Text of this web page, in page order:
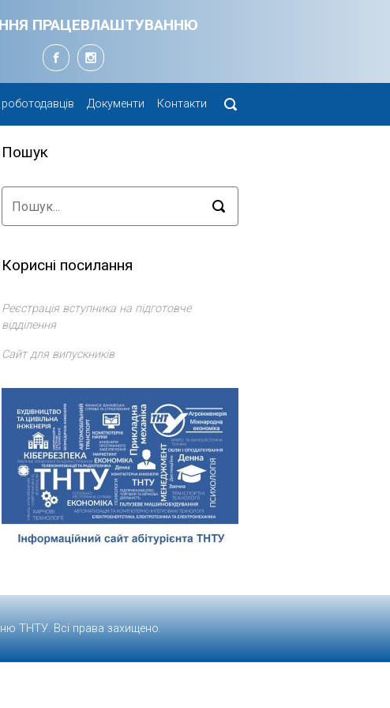
ПРАЦЕВЛАШТУВАННЮ
Документи Контакти
Пошук
Корисні посилання
Реєстрація вступника на підготовче
відділення
Сайт для випускників
ТНТУ. Всі права захищено.